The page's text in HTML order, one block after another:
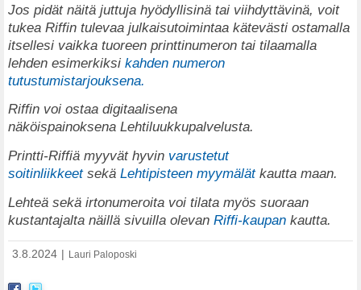
Jos pidät näitä juttuja hyödyllisinä tai viihdyttävinä, voit
tukea Riffin tulevaa julkaisutoimintaa kätevästi ostamalla
itsellesi vaikka tuoreen printtinumeron tai tilaamalla
lehden esimerkiksi kahden numeron
tutustumistarjouksena.
Riffin voi ostaa digitaalisena
näköispainoksena Lehtiluukkupalvelusta.
Printti-Riffiä myyvät hyvin varustetut
soitinliikkeet sekä Lehtipisteen myymälätkautta maan.
Lehteä sekä irtonumeroita voi tilata myös suoraan
kustantajalta näillä sivuilla olevan Riffi-kaupan kautta.
3.8.2024 | Lauri Paloposki